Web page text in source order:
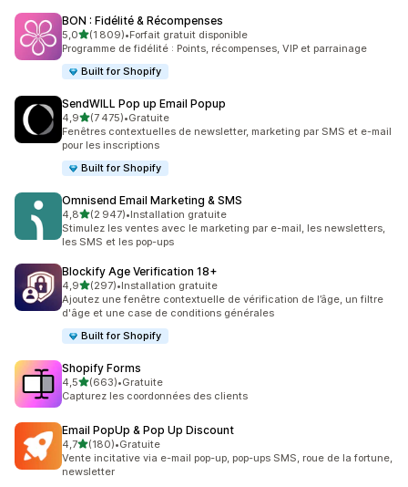
BON : Fidélité & Récompenses
5,0étoile(s) sur 5
(1 809)
1809 avis au total
•Forfait gratuit disponible
Programme de fidélité : Points, récompenses, VIP et parrainage
Built for Shopify
SendWILL Pop up Email Popup
4,9étoile(s) sur 5
(7 475)
7475 avis au total
•Gratuite
Fenêtres contextuelles de newsletter, marketing par SMS et e-mail
pour les inscriptions
Built for Shopify
Omnisend Email Marketing & SMS
4,8étoile(s) sur 5
(2 947)
2947 avis au total
•Installation gratuite
Stimulez les ventes avec le marketing par e-mail, les newsletters,
les SMS et les pop-ups
Blockify Age Verification 18+
4,9étoile(s) sur 5
(297)
297 avis au total
•Installation gratuite
Ajoutez une fenêtre contextuelle de vérification de l’âge, un filtre
d'âge et une case de conditions générales
Built for Shopify
Shopify Forms
4,5étoile(s) sur 5
(663)
663 avis au total
•Gratuite
Capturez les coordonnées des clients
Email PopUp & Pop Up Discount
4,7étoile(s) sur 5
(180)
180 avis au total
•Gratuite
Vente incitative via e-mail pop-up, pop-ups SMS, roue de la fortune,
newsletter